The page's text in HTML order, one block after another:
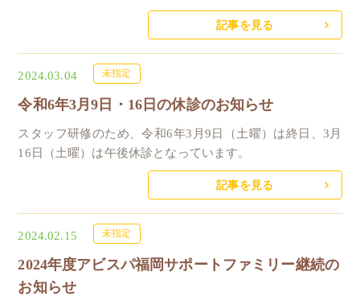
記事を見る
2024.03.04 未指定
令和6年3月9日・16日の休診のお知らせ
スタッフ研修のため、令和6年3月9日（土曜）は終日、3月
16日（土曜）は午後休診となっています。
記事を見る
2024.02.15 未指定
2024年度アビスパ福岡サポートファミリー継続の
お知らせ